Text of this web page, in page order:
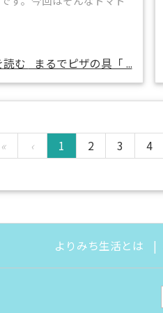
読む まるでピザの具「 ...
« ‹ 1 2 3 4
よりみち生活とは